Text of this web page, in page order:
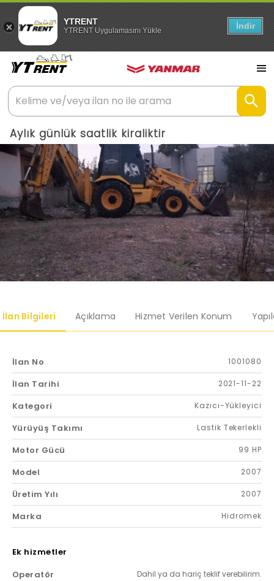
YTRENT
YTRENT Uygulamasını Yükle İndir
Aylık günlük saatlik kiraliktir
İlan Bilgileri Açıklama Hizmet Verilen Konum
İlan No 1001080
İlan Tarihi 2021-11-22
Kategori Kazıcı-Yükleyici
Yürüyüş Takımı Lastik Tekerlekli
Motor Gücü 99 HP
Model 2007
Üretim Yılı 2007
Marka Hidromek
Ek hizmetler
Operatör
Dahil ya da hariç teklif verebilirim.